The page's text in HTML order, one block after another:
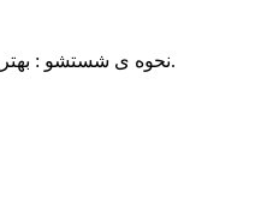
نحوه ی شستشو : بهترین حرارت مناسب آب برای شستشو پارچه شانل آبرنگی ۳۰ درجه ی سانتی گراد در نظر گرفته می شود.